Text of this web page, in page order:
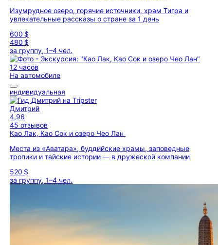
Изумрудное озеро, горячие источники, храм Тигра и
увлекательные рассказы о стране за 1 день
600 $
480 $
за группу, 1–4 чел.
12 часов
На автомобиле
индивидуальная
Дмитрий
4,96
45 отзывов
Као Лак, Као Сок и озеро Чео Лан
Места из «Аватара», буддийские храмы, заповедные
тропики и тайские истории — в дружеской компании
520 $
за группу, 1–4 чел.